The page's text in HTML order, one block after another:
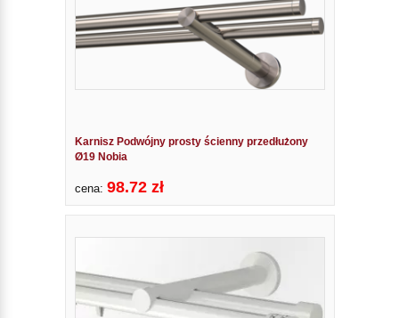
Karnisz Podwójny prosty ścienny przedłużony
Ø19 Nobia
cena: 98.72 zł